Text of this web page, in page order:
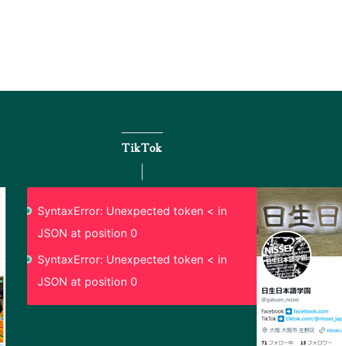
TikTok
SyntaxError: Unexpected token < in
JSON at position 0
SyntaxError: Unexpected token < in
JSON at position 0